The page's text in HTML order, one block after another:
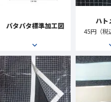
パタパタ標準加工図
ハト
45円（税